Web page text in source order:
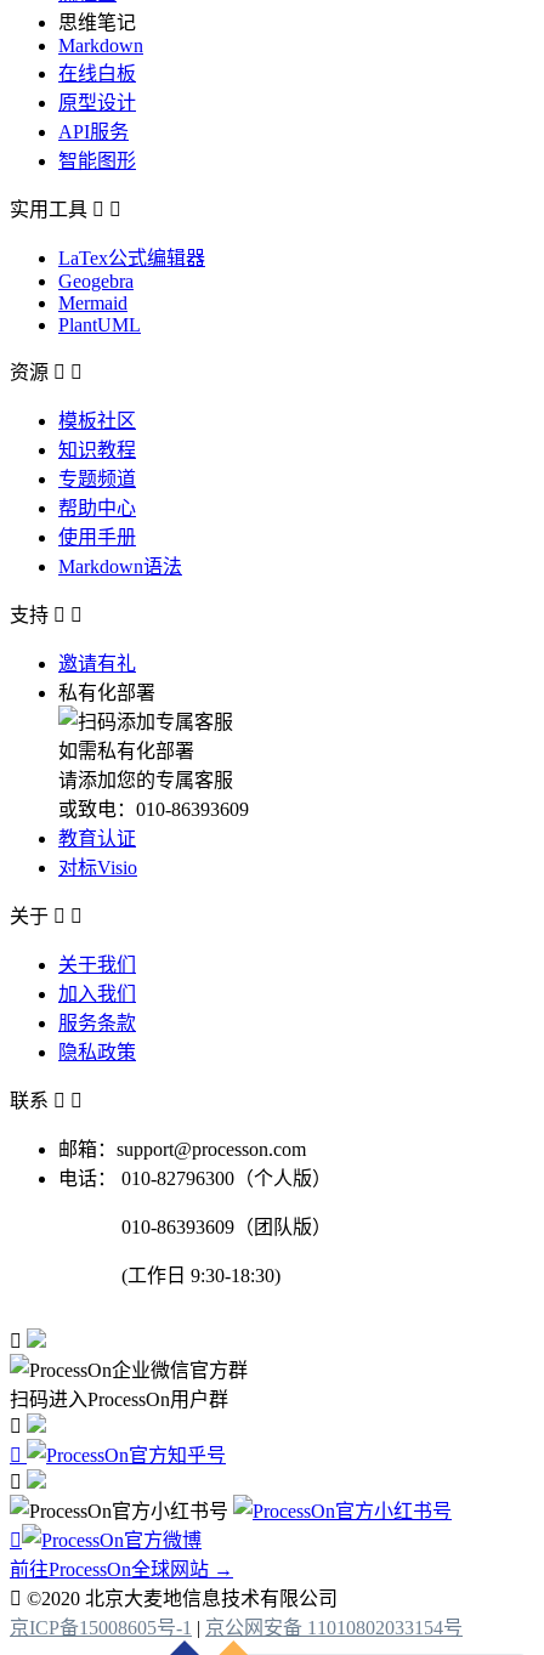
思维笔记
Markdown
在线白板
原型设计
API服务
智能图形
实用工具  
LaTex公式编辑器
Geogebra
Mermaid
PlantUML
资源  
模板社区
知识教程
专题频道
帮助中心
使用手册
Markdown语法
支持  
邀请有礼
私有化部署
如需私有化部署
请添加您的专属客服
或致电：010-86393609
教育认证
对标Visio
关于  
关于我们
加入我们
服务条款
隐私政策
联系  
邮箱：support@processon.com
电话：
010-82796300（个人版）
010-86393609（团队版）
(工作日 9:30-18:30)

扫码进入ProcessOn用户群




前往ProcessOn全球网站 →
 ©2020 北京大麦地信息技术有限公司
京ICP备15008605号-1 | 京公网安备 11010802033154号